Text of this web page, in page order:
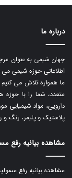
درباره ما
جهان شیمی به عنوان
اطلاعاتی حوزه شیمی می
ما همواره تلاش می
متعدد، شما را با
دارویی، مواد شیمیایی
پلاستیک و پلیمر، رنگ و
مشاهده بیانیه رفع
مشاهده بیانیه رفع